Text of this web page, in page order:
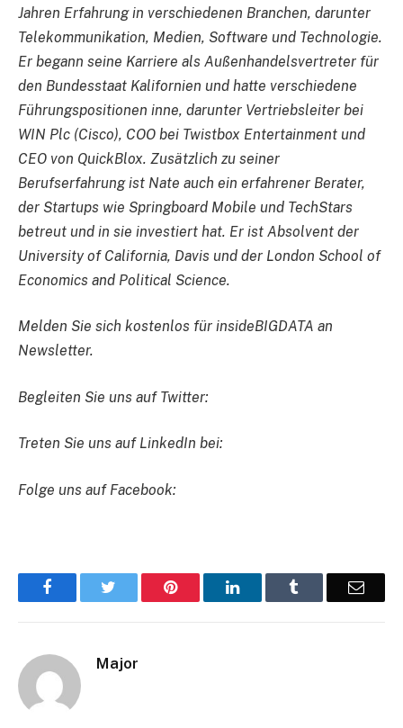
Jahren Erfahrung in verschiedenen Branchen, darunter
Telekommunikation, Medien, Software und Technologie.
Er begann seine Karriere als Außenhandelsvertreter für
den Bundesstaat Kalifornien und hatte verschiedene
Führungspositionen inne, darunter Vertriebsleiter bei
WIN Plc (Cisco), COO bei Twistbox Entertainment und
CEO von QuickBlox. Zusätzlich zu seiner
Berufserfahrung ist Nate auch ein erfahrener Berater,
der Startups wie Springboard Mobile und TechStars
betreut und in sie investiert hat. Er ist Absolvent der
University of California, Davis und der London School of
Economics and Political Science.
Melden Sie sich kostenlos für insideBIGDATA an
Newsletter.
Begleiten Sie uns auf Twitter:
Treten Sie uns auf LinkedIn bei:
Folge uns auf Facebook:
Facebook Pinterest LinkedIn Email
Major